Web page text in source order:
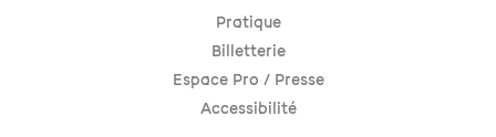
Pratique
Billetterie
Espace Pro / Presse
Accessibilité